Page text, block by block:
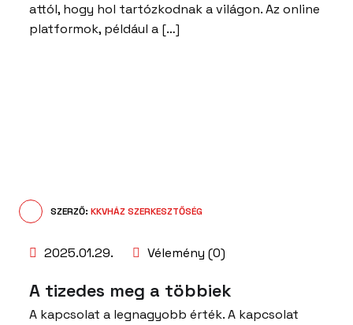
attól, hogy hol tartózkodnak a világon. Az online
platformok, például a […]
SZERZŐ: KKVHÁZ SZERKESZTŐSÉG
2025.01.29. Vélemény (0)
A tizedes meg a többiek
A kapcsolat a legnagyobb érték. A kapcsolat